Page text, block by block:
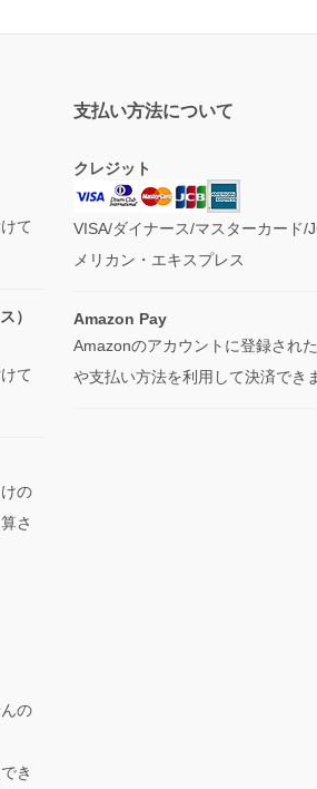
て
）
て
の
さ
の
き
支払い方法について
クレジット
VISA/ダイナース/マスターカード/
メリカン・エキスプレス
Amazon Pay
Amazonのアカウントに登録され
や支払い方法を利用して決済でき